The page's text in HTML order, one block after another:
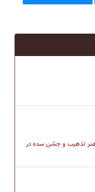
تذهیب و جشن سده در